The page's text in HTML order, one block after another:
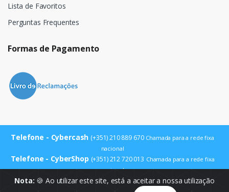
Lista de Favoritos
Perguntas Frequentes
Formas de Pagamento
Telefone - Cybercash (+351) 210 889 670 Chamada para a rede fixa
nacional
Telefone - CyberShop (+351) 212 720 013 Chamada para a rede fixa
nacional
E-mail info@cybercash.pt
Nota: 🍪 Ao utilizar este site, está a aceitar a nossa utilização